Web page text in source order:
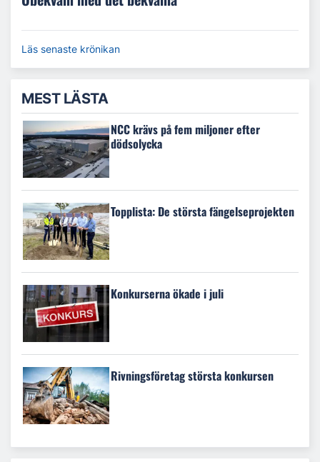
Läs senaste krönikan
MEST LÄSTA
NCC krävs på fem miljoner efter
dödsolycka
Topplista: De största fängelseprojekten
Konkurserna ökade i juli
Rivningsföretag största konkursen